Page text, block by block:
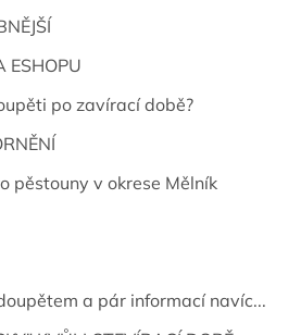
ESHOPU
po zavírací době?
pěstouny v okrese Mělník
a pár informací navíc...